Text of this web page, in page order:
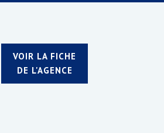
VOIR LA FICHE
DE L'AGENCE